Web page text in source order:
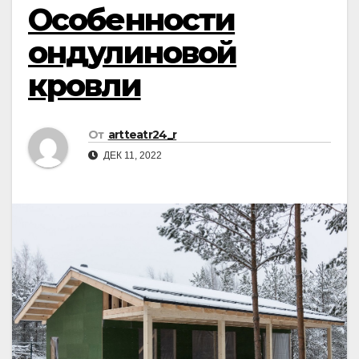
Особенности
ондулиновой
кровли
От artteatr24_r
ДЕК 11, 2022